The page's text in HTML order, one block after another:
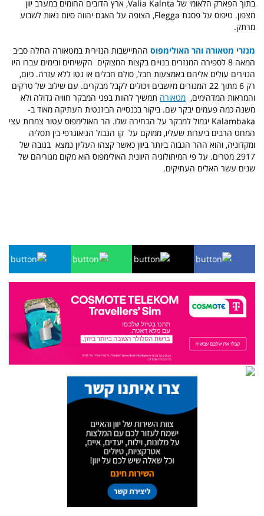
בתוך הפארק הלאומי של Valia Kalnta, ארץ הדובים החומים במערב יוון
מצפון. טיפוס על פסגת Flegga, הצופה על האגם יהווה סיום נאות לשבוע
מרתק.
מנזרי מטאורה והר האולימפוס ההתיישבות הנזירית במטאורה החלה סביב
המאה 8 לספירה המנזרים בנויים בקצות המצוקים הקשיחים ובימים עברו היו
הנזירים עולים אליהם באמצעות חבל, סולם חבלים או נטו ללא עזרה. כיום,
רק 6 מתוך 22 המנזרים מיושבים ויכולים לקבל מבקרים. עם שילוב של טרקים
והמראות המדהימים, מטאורה תמשיך להוות בפני המבקר חוויה גדולה ולא
משנה כמה פעמים יבקר שם. ביקור בכנסייה הביזנטית העתיקה מאוד ב-
Kalambaka יגמול למבקר על הבחירה שלו.
הר האולימפוס עטור צמרות עצי
המחט הרבים ביערות שעליו, ממוקם על קו הגבול הגיאוגרפי בין תסליה
ומקדוניה, והוא ההר הגבוה ביותר ביוון כאשר קצהו העליון נמצא בגובה של
2917 מטרים. על פי המיתולוגיה היוונית האולימפוס הוא מקום מגוריהם של
שנים עשר האלים העתיקים.